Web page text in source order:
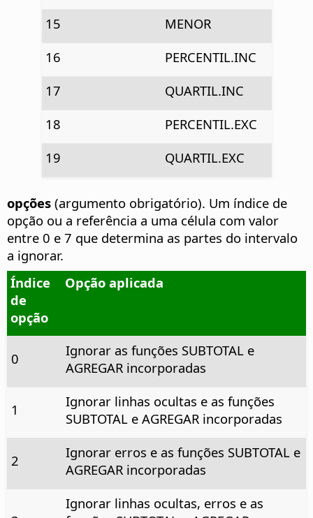
15
MENOR
16
PERCENTIL.INC
17
QUARTIL.INC
18
PERCENTIL.EXC
19
QUARTIL.EXC
opções (argumento obrigatório). Um índice de
opção ou a referência a uma célula com valor
entre 0 e 7 que determina as partes do intervalo
a ignorar.
Índice
de
opção
Opção aplicada
0
Ignorar as funções SUBTOTAL e
AGREGAR incorporadas
1
Ignorar linhas ocultas e as funções
SUBTOTAL e AGREGAR incorporadas
2
Ignorar erros e as funções SUBTOTAL e
AGREGAR incorporadas
Ignorar linhas ocultas, erros e as